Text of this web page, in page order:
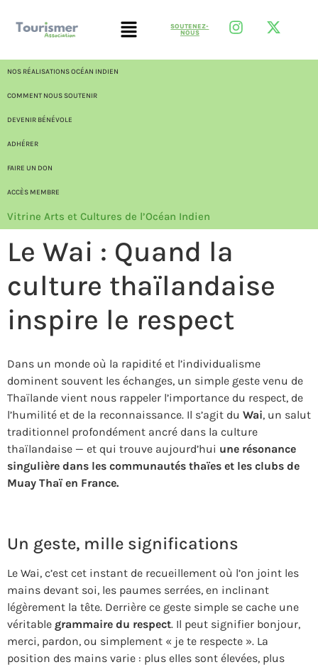
SOUTENEZ-
NOUS
NOS RÉALISATIONS OCÉAN INDIEN
COMMENT NOUS SOUTENIR
DEVENIR BÉNÉVOLE
ADHÉRER
FAIRE UN DON
ACCÈS MEMBRE
Vitrine Arts et Cultures de l’Océan Indien
Le Wai : Quand la
culture thaïlandaise
inspire le respect
Dans un monde où la rapidité et l’individualisme
dominent souvent les échanges, un simple geste venu de
Thaïlande vient nous rappeler l’importance du respect, de
l’humilité et de la reconnaissance. Il s’agit du Wai, un salut
traditionnel profondément ancré dans la culture
thaïlandaise — et qui trouve aujourd’hui une résonance
singulière dans les communautés thaïes et les clubs de
Muay Thaï en France.
Un geste, mille significations
Le Wai, c’est cet instant de recueillement où l’on joint les
mains devant soi, les paumes serrées, en inclinant
légèrement la tête. Derrière ce geste simple se cache une
véritable grammaire du respect. Il peut signifier bonjour,
merci, pardon, ou simplement « je te respecte ». La
position des mains varie : plus elles sont élevées, plus